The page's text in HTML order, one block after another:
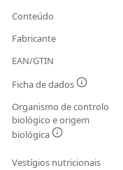
Conteúdo
Fabricante
EAN/GTIN
Ficha de dados
Organismo de controlo
biológico e origem
biológica
Vestígios nutricionais